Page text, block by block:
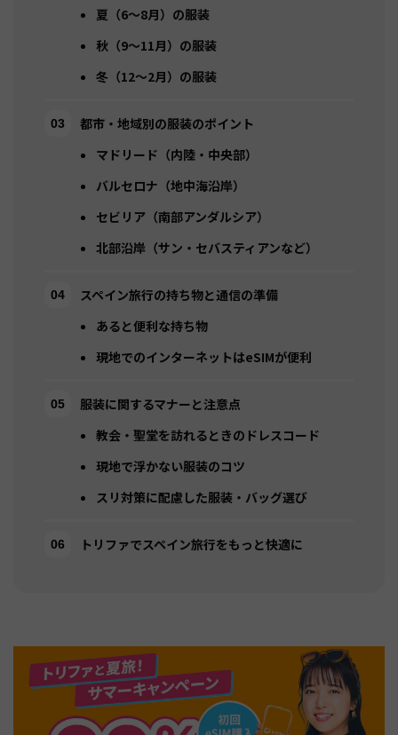
夏（6〜8月）の服装
秋（9〜11月）の服装
冬（12〜2月）の服装
都市・地域別の服装のポイント
マドリード（内陸・中央部）
バルセロナ（地中海沿岸）
セビリア（南部アンダルシア）
北部沿岸（サン・セバスティアンなど）
スペイン旅行の持ち物と通信の準備
あると便利な持ち物
現地でのインターネットはeSIMが便利
服装に関するマナーと注意点
教会・聖堂を訪れるときのドレスコード
現地で浮かない服装のコツ
スリ対策に配慮した服装・バッグ選び
トリファでスペイン旅行をもっと快適に